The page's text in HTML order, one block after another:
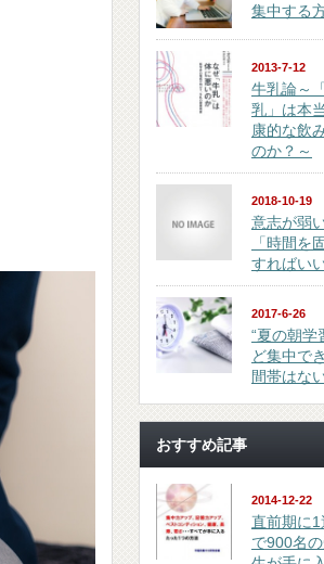
集中する
2013-7-12
牛乳論～
乳」は本
康的な飲
のか？～
2018-10-19
意志が弱
「時間を
すればい
2017-6-26
“夏の朝学
ど集中で
間帯はな
おすすめ記事
2014-12-22
直前期に1
で900名